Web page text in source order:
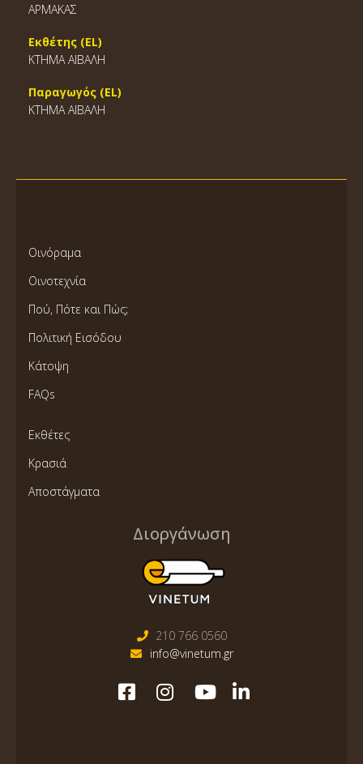
ΑΡΜΑΚΑΣ
Εκθέτης (EL)
ΚΤΗΜΑ ΑΪΒΑΛΗ
Παραγωγός (EL)
ΚΤΗΜΑ ΑΪΒΑΛΗ
Οινόραμα
Οινοτεχνία
Πού, Πότε και Πώς;
Πολιτική Εισόδου
Κάτοψη
FAQs
Εκθέτες
Κρασιά
Αποστάγματα
Διοργάνωση
210 766 0560
info@vinetum.gr